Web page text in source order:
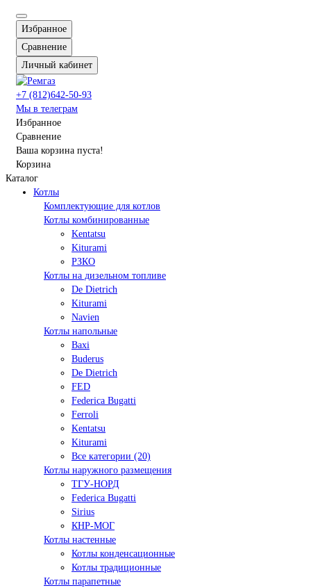
Избранное
Сравнение
Личный кабинет
+7 (812)642-50-93
Мы в телеграм
Избранное
Сравнение
Ваша корзина пуста!
Корзина
Каталог
Котлы
Комплектующие для котлов
Котлы комбинированные
Kentatsu
Kiturami
РЗКО
Котлы на дизельном топливе
De Dietrich
Kiturami
Navien
Котлы напольные
Baxi
Buderus
De Dietrich
FED
Federica Bugatti
Ferroli
Kentatsu
Kiturami
Все категории (20)
Котлы наружного размещения
ТГУ-НОРД
Federica Bugatti
Sirius
КНР-МОГ
Котлы настенные
Котлы конденсационные
Котлы традиционные
Котлы парапетные